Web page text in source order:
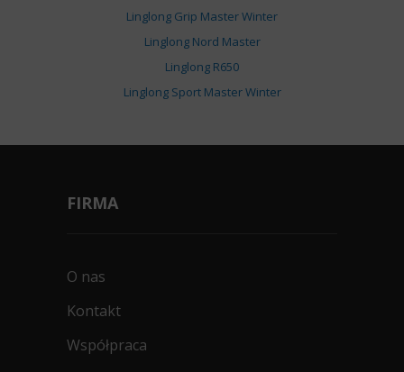
Linglong Grip Master Winter
Linglong Nord Master
Linglong R650
Linglong Sport Master Winter
FIRMA
O nas
Kontakt
Współpraca